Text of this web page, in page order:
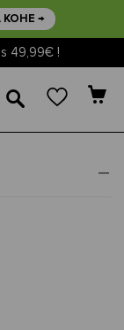
KOHE →
49,99€ !
🔎